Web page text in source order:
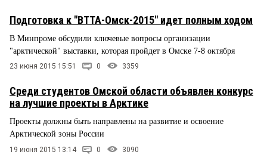
Подготовка к "ВТТА-Омск-2015" идет полным ходом
В Минпроме обсудили ключевые вопросы организации
"арктической" выставки, которая пройдет в Омске 7-8 октября
23 июня 2015 15:51 0 3359
Среди студентов Омской области объявлен конкурс
на лучшие проекты в Арктике
Проекты должны быть направлены на развитие и освоение
Арктической зоны России
19 июня 2015 13:14 0 3090